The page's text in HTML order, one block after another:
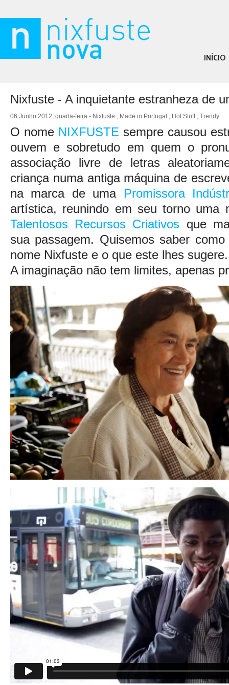
INÍCIO
Nixfuste - A inquietante estranheza de
06 Junho 2012, quarta-feira - Nixfuste , Made in Portugal , Hot Stuff, Trendy
O nome NIXFUSTE sempre causou
ouvem e sobretudo em quem o
associação livre de letras
criança numa antiga máquina de
na marca de uma Promissora
artística, reunindo em seu torno uma
Talentosos Recursos Criativos que
sua passagem. Quisemos saber
nome Nixfuste e o que este lhes sugere.
A imaginação não tem limites, apenas